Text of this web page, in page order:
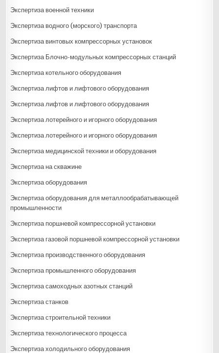
Экспертиза военной техники
Экспертиза водного (морского) транспорта
Экспертиза винтовых компрессорных установок
Экспертиза Блочно-модульных компрессорных станций
Экспертиза котельного оборудования
Экспертиза лифтов и лифтового оборудования
Экспертиза лифтов и лифтового оборудования
Экспертиза лотерейного и игорного оборудования
Экспертиза лотерейного и игорного оборудования
Экспертиза медицинской техники и оборудования
Экспертиза на скважине
Экспертиза оборудования
Экспертиза оборудования для металлообрабатывающей
промышленности
Экспертиза поршневой компрессорной установки
Экспертиза газовой поршневой компрессорной установки
Экспертиза производственного оборудования
Экспертиза промышленного оборудования
Экспертиза самоходных азотных станций
Экспертиза станков
Экспертиза строительной техники
Экспертиза технологического процесса
Экспертиза холодильного оборудования